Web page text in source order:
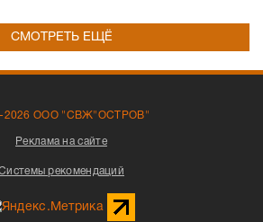
СМОТРЕТЬ ЕЩЁ
2026 ООО "СВЖ"ОСТРОВ"
Реклама на сайте
рекомендаций